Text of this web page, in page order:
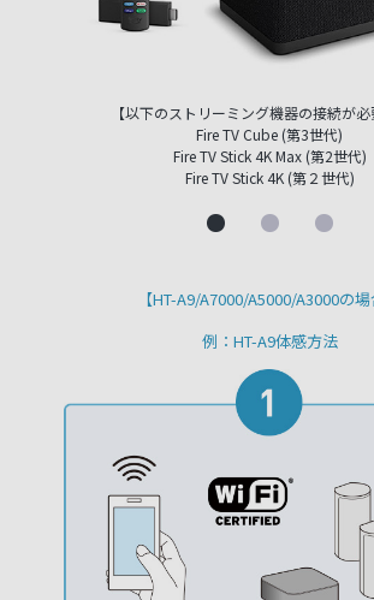
【以下のストリーミング機器の接続が必
Fire TV Cube (第3世代)
Fire TV Stick 4K Max (第2世代)
Fire TV Stick 4K (第２世代)
【HT-A9/A7000/A5000/A3000の場
例：HT-A9体感方法